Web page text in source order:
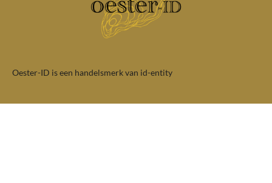
Oester-ID is een handelsmerk van id-entity